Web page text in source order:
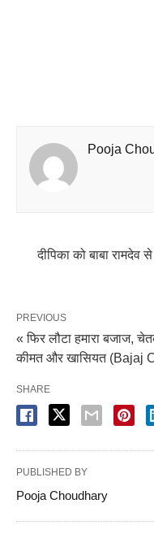
Pooja
दीपिका को बाबा
PREVIOUS
« फिर लौटा हमारा बजाज,
कीमत और खासियत (Bajaj
SHARE
PUBLISHED BY
Pooja Choudhary